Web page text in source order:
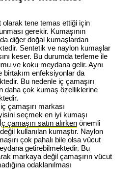
olarak tene temas ettiği için
gerekir. Kumaşının
diğer doğal kumaşlardan
Sentetik ve naylon kumaşlar
keser. Bu durumda terleme ile
ve koku meydana gelir. Aynı
birtakım enfeksiyonlar da
Bu nedenle iç çamaşırı
daha çok kumaş özelliklerine
çamaşırı markası
seçmek en iyi kumaşı
ç çamaşırı satın alırkenönemli
kullanılan kumaştır. Naylon
çok pahalı bile olsa vücut
getirebilmektedir. Bu
markaya değil çamaşırın vücut
odaklanılması